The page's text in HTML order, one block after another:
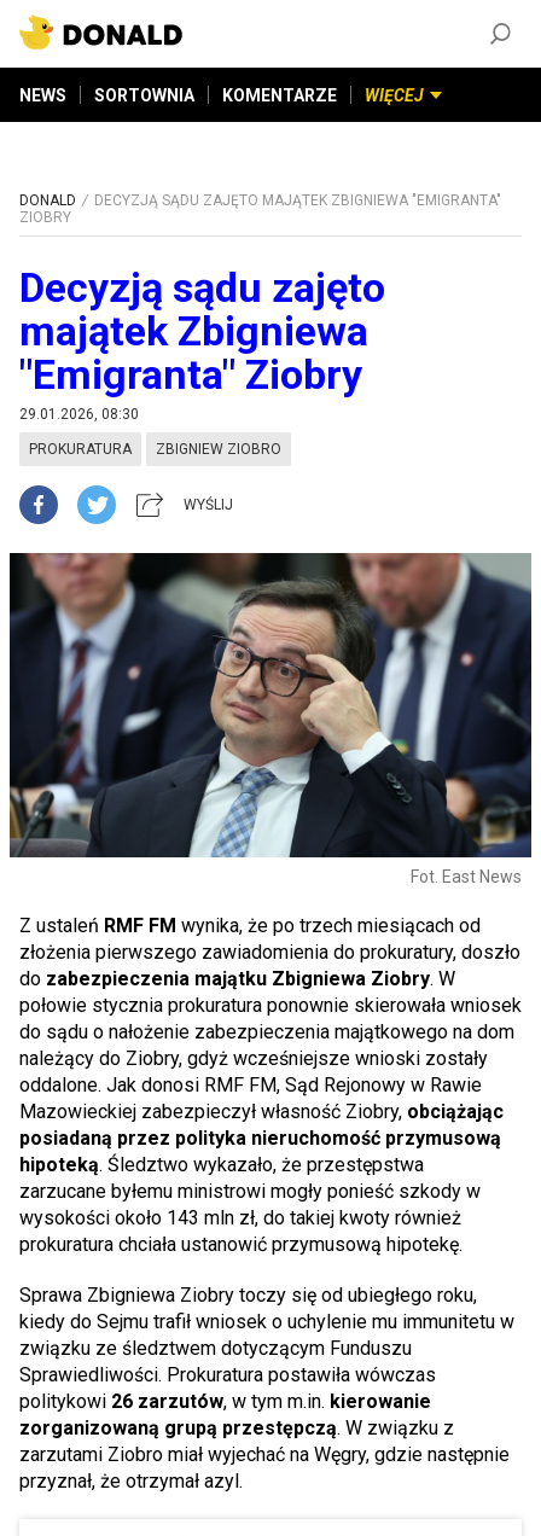
NEWS SORTOWNIA KOMENTARZE WIĘCEJ
DONALD
DECYZJĄ SĄDU ZAJĘTO MAJĄTEK ZBIGNIEWA "EMIGRANTA"
ZIOBRY
Decyzją sądu zajęto
majątek Zbigniewa
"Emigranta" Ziobry
29.01.2026, 08:30
PROKURATURA ZBIGNIEW ZIOBRO
WYŚLIJ
Fot. East News
Z ustaleń RMF FM wynika, że po trzech miesiącach od
złożenia pierwszego zawiadomienia do prokuratury, doszło
do zabezpieczenia majątku Zbigniewa Ziobry. W
połowie stycznia prokuratura ponownie skierowała wniosek
do sądu o nałożenie zabezpieczenia majątkowego na dom
należący do Ziobry, gdyż wcześniejsze wnioski zostały
oddalone. Jak donosi RMF FM, Sąd Rejonowy w Rawie
Mazowieckiej zabezpieczył własność Ziobry, obciążając
posiadaną przez polityka nieruchomość przymusową
hipoteką. Śledztwo wykazało, że przestępstwa
zarzucane byłemu ministrowi mogły ponieść szkody w
wysokości około 143 mln zł, do takiej kwoty również
prokuratura chciała ustanowić przymusową hipotekę.
Sprawa Zbigniewa Ziobry toczy się od ubiegłego roku,
kiedy do Sejmu trafił wniosek o uchylenie mu immunitetu w
związku ze śledztwem dotyczącym Funduszu
Sprawiedliwości. Prokuratura postawiła wówczas
politykowi 26 zarzutów, w tym m.in. kierowanie
zorganizowaną grupą przestępczą. W związku z
zarzutami Ziobro miał wyjechać na Węgry, gdzie następnie
przyznał, że otrzymał azyl.